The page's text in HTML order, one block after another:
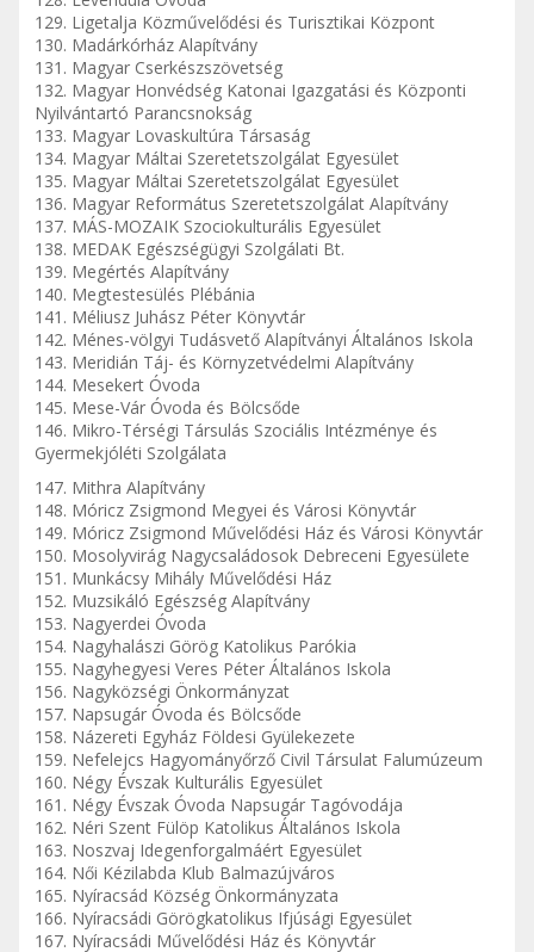
129. Ligetalja Közművelődési és Turisztikai Központ
130. Madárkórház Alapítvány
131. Magyar Cserkészszövetség
132. Magyar Honvédség Katonai Igazgatási és Központi
Nyilvántartó Parancsnokság
133. Magyar Lovaskultúra Társaság
134. Magyar Máltai Szeretetszolgálat Egyesület
135. Magyar Máltai Szeretetszolgálat Egyesület
136. Magyar Református Szeretetszolgálat Alapítvány
137. MÁS-MOZAIK Szociokulturális Egyesület
138. MEDAK Egészségügyi Szolgálati Bt.
139. Megértés Alapítvány
140. Megtestesülés Plébánia
141. Méliusz Juhász Péter Könyvtár
142. Ménes-völgyi Tudásvető Alapítványi Általános Iskola
143. Meridián Táj- és Környzetvédelmi Alapítvány
144. Mesekert Óvoda
145. Mese-Vár Óvoda és Bölcsőde
146. Mikro-Térségi Társulás Szociális Intézménye és
Gyermekjóléti Szolgálata
147. Mithra Alapítvány
148. Móricz Zsigmond Megyei és Városi Könyvtár
149. Móricz Zsigmond Művelődési Ház és Városi Könyvtár
150. Mosolyvirág Nagycsaládosok Debreceni Egyesülete
151. Munkácsy Mihály Művelődési Ház
152. Muzsikáló Egészség Alapítvány
153. Nagyerdei Óvoda
154. Nagyhalászi Görög Katolikus Parókia
155. Nagyhegyesi Veres Péter Általános Iskola
156. Nagyközségi Önkormányzat
157. Napsugár Óvoda és Bölcsőde
158. Názereti Egyház Földesi Gyülekezete
159. Nefelejcs Hagyományőrző Civil Társulat Falumúzeum
160. Négy Évszak Kulturális Egyesület
161. Négy Évszak Óvoda Napsugár Tagóvodája
162. Néri Szent Fülöp Katolikus Általános Iskola
163. Noszvaj Idegenforgalmáért Egyesület
164. Női Kézilabda Klub Balmazújváros
165. Nyíracsád Község Önkormányzata
166. Nyíracsádi Görögkatolikus Ifjúsági Egyesület
167. Nyíracsádi Művelődési Ház és Könyvtár